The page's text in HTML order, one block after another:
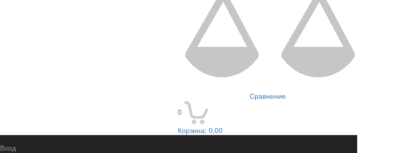
Сравнение
0
Корзина: 0,00
Вход